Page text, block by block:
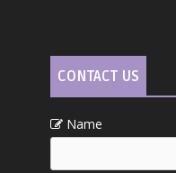
CONTACT US
Name